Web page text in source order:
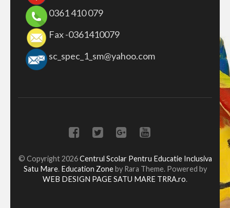
0361 410 079
Fax -0361410079
sc_spec_1_sm@yahoo.com
© Copyright 2026Centrul Scolar Pentru Educatie Inclusiva
Satu Mare. Education Zoneby Rara Theme. Powered by
WEB DESIGN PAGE SATU MARE TRRA.ro.